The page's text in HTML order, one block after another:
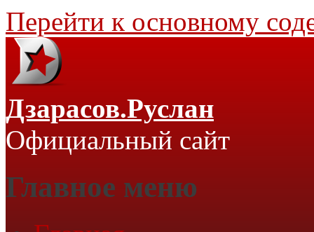
Перейти к основному
Дзарасов.Руслан
Официальный сайт
Главное меню